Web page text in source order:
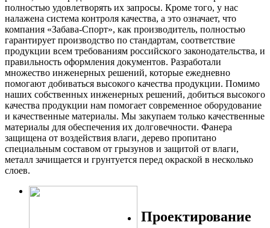
полностью удовлетворять их запросы. Кроме того, у нас
налажена система контроля качества, а это означает, что
компания «Забава-Спорт», как производитель, полностью
гарантирует производство по стандартам, соответствие
продукции всем требованиям российского законодательства, и
правильность оформления документов. Разработали
множество инженерных решений, которые ежедневно
помогают добиваться высокого качества продукции. Помимо
наших собственных инженерных решений, добиться высокого
качества продукции нам помогает современное оборудование
и качественные материалы. Мы закупаем только качественные
материалы для обеспечения их долговечности. Фанера
защищена от воздействия влаги, дерево пропитано
специальным составом от грызунов и защитой от влаги,
металл зачищается и грунтуется перед окраской в несколько
слоев.
Проектирование